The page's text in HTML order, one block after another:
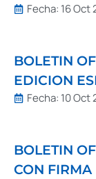
Fecha: 16 Oct
BOLETIN
EDICION
Fecha: 10 Oct
BOLETIN
CON FIRMA